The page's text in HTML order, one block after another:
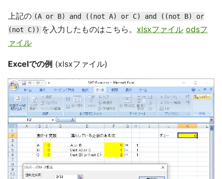
上記の (A or B) and ((not A) or C) and ((not B) or
(not C)) を入力したものはこちら。 xlsxファイル odsフ
ァイル
Excelでの例 (xlsxファイル)